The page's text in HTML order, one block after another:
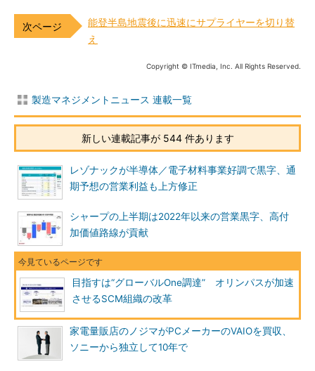
能登半島地震後に迅速にサプライヤーを切り替
え
Copyright © ITmedia, Inc. All Rights Reserved.
製造マネジメントニュース 連載一覧
新しい連載記事が 544 件あります
レゾナックが半導体／電子材料事業好調で黒字、通
期予想の営業利益も上方修正
シャープの上半期は2022年以来の営業黒字、高付
加価値路線が貢献
目指すは“グローバルOne調達” オリンパスが加速
させるSCM組織の改革
家電量販店のノジマがPCメーカーのVAIOを買収、
ソニーから独立して10年で